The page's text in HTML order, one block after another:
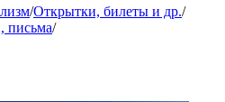
/Открытки, билеты и др./
письма/